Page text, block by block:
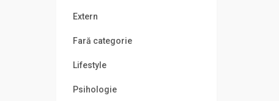
Extern
Fară categorie
Lifestyle
Psihologie